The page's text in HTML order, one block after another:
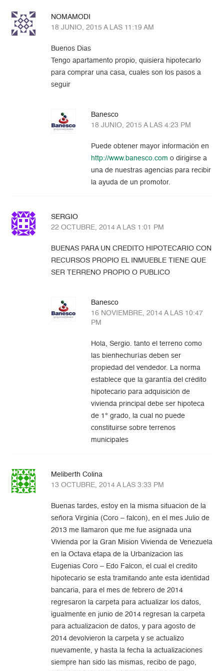
NOMAMODI
18 JUNIO, 2015 A LAS 11:19 AM
Buenos Dias
Tengo apartamento propio, quisiera hipotecarlo
para comprar una casa, cuales son los pasos a
seguir
Banesco
18 JUNIO, 2015 A LAS 4:23 PM
Puede obtener mayor información en
http://www.banesco.com o dirigirse a
una de nuestras agencias para recibir
la ayuda de un promotor.
SERGIO
22 OCTUBRE, 2014 A LAS 1:01 PM
BUENAS PARA UN CREDITO HIPOTECARIO CON
RECURSOS PROPIO EL INMUEBLE TIENE QUE
SER TERRENO PROPIO O PUBLICO
Banesco
16 NOVIEMBRE, 2014 A LAS 10:47
PM
Hola, Sergio. tanto el terreno como
las bienhechurías deben ser
propiedad del vendedor. La norma
establece que la garantía del crédito
hipotecario para adquisición de
vivienda principal debe ser hipoteca
de 1° grado, la cual no puede
constituirse sobre terrenos
municipales
Meliberth Colina
13 OCTUBRE, 2014 A LAS 3:33 PM
Buenas tardes, estoy en la misma situacion de la
señora Virginia (Coro – falcon), en el mes Julio de
2013 me llamaron que me fue asignada una
Vivienda por la Gran Mision Vivienda de Venezuela
en la Octava etapa de la Urbanizacion las
Eugenias Coro – Edo Falcon, el cual el credito
hipotecario se esta tramitando ante esta identidad
bancaria, para el mes de febrero de 2014
regresaron la carpeta para actualizar los datos,
igualmente en junio de 2014 regresan la carpeta
para actualizacion de datos, y para agosto de
2014 devolvieron la carpeta y se actualizo
nuevamente, y hasta la fecha la actualizaciones
siempre han sido las mismas, recibo de pago,